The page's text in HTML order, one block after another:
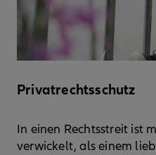
Privatrechtsschutz
In einen Rechtsstreit ist
verwickelt, als einem